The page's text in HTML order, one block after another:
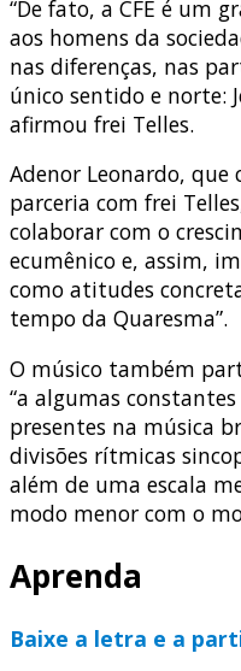
“De fato, a CFE é um
aos homens da
nas diferenças, nas
único sentido e norte:
afirmou frei Telles.
Adenor Leonardo, que
parceria com frei
colaborar com o
ecumênico e, assim,
como atitudes
tempo da Quaresma”.
O músico também
“a algumas
presentes na música
divisões rítmicas
além de uma escala
modo menor com o
Aprenda
Baixe a letra e a